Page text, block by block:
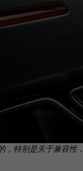
特别是关于兼容性